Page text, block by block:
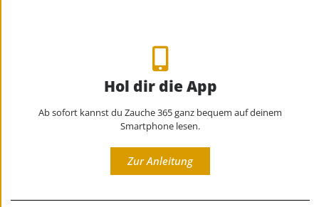
Hol dir die App
Ab sofort kannst du Zauche 365 ganz bequem auf deinem
Smartphone lesen.
Zur Anleitung